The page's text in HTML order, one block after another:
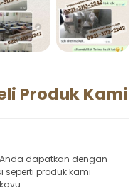
Produk Kami
dapatkan dengan
seperti produk kami